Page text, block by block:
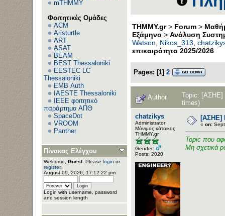
mTHMMY
Φοιτητικές Ομάδες
ACM
Aristurtle
ART
ASAT
BEAM
BEST Thessaloniki
EESTEC LC
Thessaloniki
EΜΒ Auth
IAESTE Thessaloniki
IEEE φοιτητικό
παράρτημα ΑΠΘ
SpaceDot
VROOM
Panther
Πίνακας Ελέγχου
Welcome, Guest. Please login or
register.
August 09, 2026, 17:12:22 pm
Login with username, password
and session length
THMMY.gr> Forum >
Εξάμηνο > Ανάλυση
Watson, Nikos_313,
επικαιρότητα 2025/2026
Pages: [1] 2
Author
Topic: [ΑΣΗΕ]
times)
chatzikys
Administrator
Μόνιμος κάτοικος
ΤΗΜΜΥ.gr
Gender:
Posts: 2020
[ΑΣΗΕ]
« on:
Topic που
Μη σχετικά